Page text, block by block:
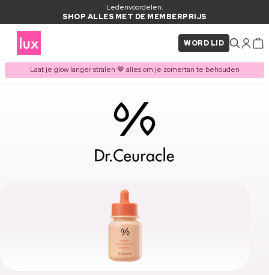
Ledenvoordelen:
SHOP ALLES MET DE MEMBERPRIJS
WORD LID
Laat je glow langer stralen 🤎 alles om je zomertan te behouden